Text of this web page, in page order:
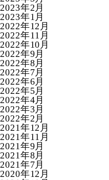
2023年2月
2023年1月
2022年12月
2022年11月
2022年10月
2022年9月
2022年8月
2022年7月
2022年6月
2022年5月
2022年4月
2022年3月
2022年2月
2021年12月
2021年11月
2021年9月
2021年8月
2021年7月
2020年12月